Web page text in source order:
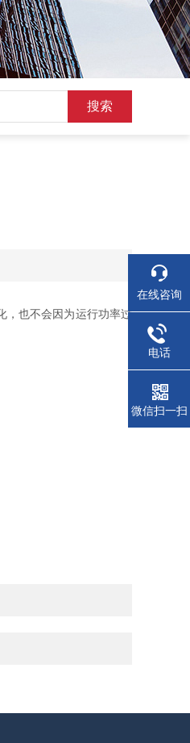
也不会因为运行功率过
在线咨询
电话
微信扫一扫